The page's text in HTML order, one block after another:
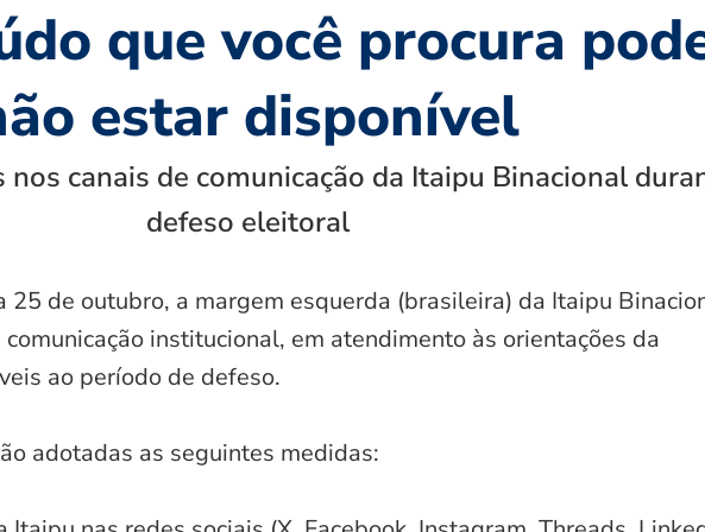
que você procura
estar disponível
nos canais de comunicação da Itaipu Binacional
defeso eleitoral
25 de outubro, a margem esquerda (brasileira) da Itaipu
institucional, em atendimento às orientações da
ao período de defeso.
adotadas as seguintes medidas: